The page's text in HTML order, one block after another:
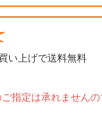
い上げで送料無料
指定は承れませんの